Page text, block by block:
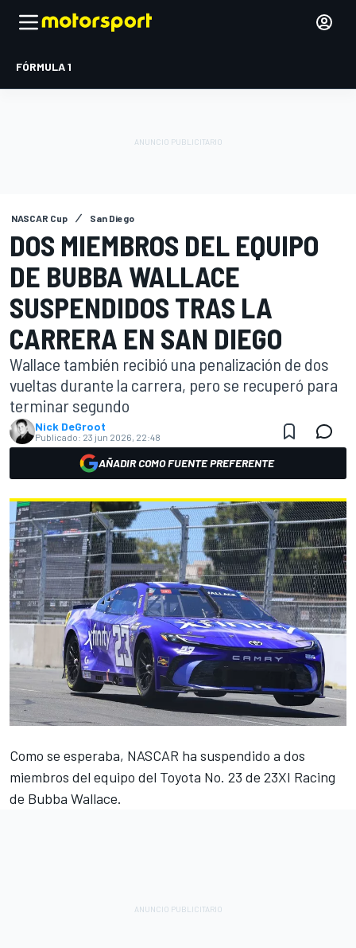
FÓRMULA 1
NASCAR Cup San Diego
DOS MIEMBROS DEL EQUIPO
DE BUBBA WALLACE
SUSPENDIDOS TRAS LA
CARRERA EN SAN DIEGO
Wallace también recibió una penalización de dos
vueltas durante la carrera, pero se recuperó para
terminar segundo
Nick DeGroot
Publicado: 23 jun 2026, 22:48
AÑADIR COMO FUENTE PREFERENTE
Como se esperaba, NASCAR ha suspendido a dos
miembros del equipo del Toyota No. 23 de 23XI Racing
de Bubba Wallace.